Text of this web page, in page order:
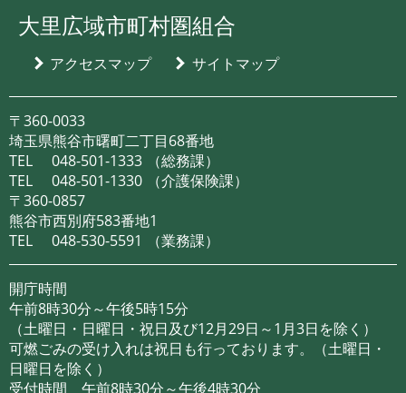
大里広域市町村圏組合
アクセスマップ サイトマップ
〒360-0033
埼玉県熊谷市曙町二丁目68番地
TEL
048-501-1333
（総務課）
TEL
048-501-1330
（介護保険課）
〒360-0857
熊谷市西別府583番地1
TEL
048-530-5591 （業務課）
開庁時間
午前8時30分～午後5時15分
（土曜日・日曜日・祝日及び12月29日～1月3日を除く）
可燃ごみの受け入れは祝日も行っております。（土曜日・
日曜日を除く）
受付時間 午前8時30分～午後4時30分